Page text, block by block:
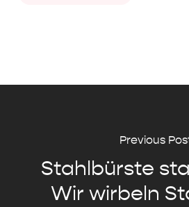
Previous
Stahlbürste
Wir wirbeln